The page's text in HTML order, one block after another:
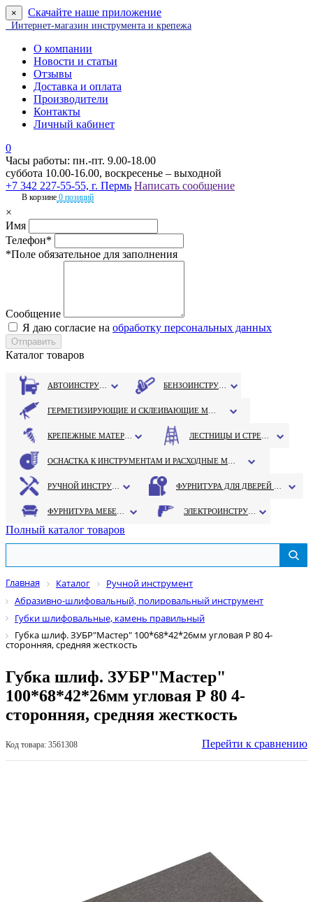
× Скачайте наше приложение
Интернет-магазин инструмента и крепежа
О компании
Новости и статьи
Отзывы
Доставка и оплата
Производители
Контакты
Личный кабинет
0
Часы работы: пн.-пт. 9.00-18.00
суббота 10.00-16.00, воскресенье – выходной
+7 342 227-55-55, г. Пермь Написать сообщение
В корзине 0 позиций
×
Имя
Телефон*
*Поле обязательное для заполнения
Сообщение
Я даю согласие на обработку персональных данных
Каталог товаров
Полный каталог товаров
Главная Каталог
Ручной инструмент
Абразивно-шлифовальный, полировальный инструмент
Губки шлифовальные, камень правильный
Губка шлиф. ЗУБР"Мастер" 100*68*42*26мм угловая Р 80 4-
сторонняя, средняя жесткость
Губка шлиф. ЗУБР"Мастер"
100*68*42*26мм угловая Р 80 4-
сторонняя, средняя жесткость
Код товара: 3561308 Перейти к сравнению